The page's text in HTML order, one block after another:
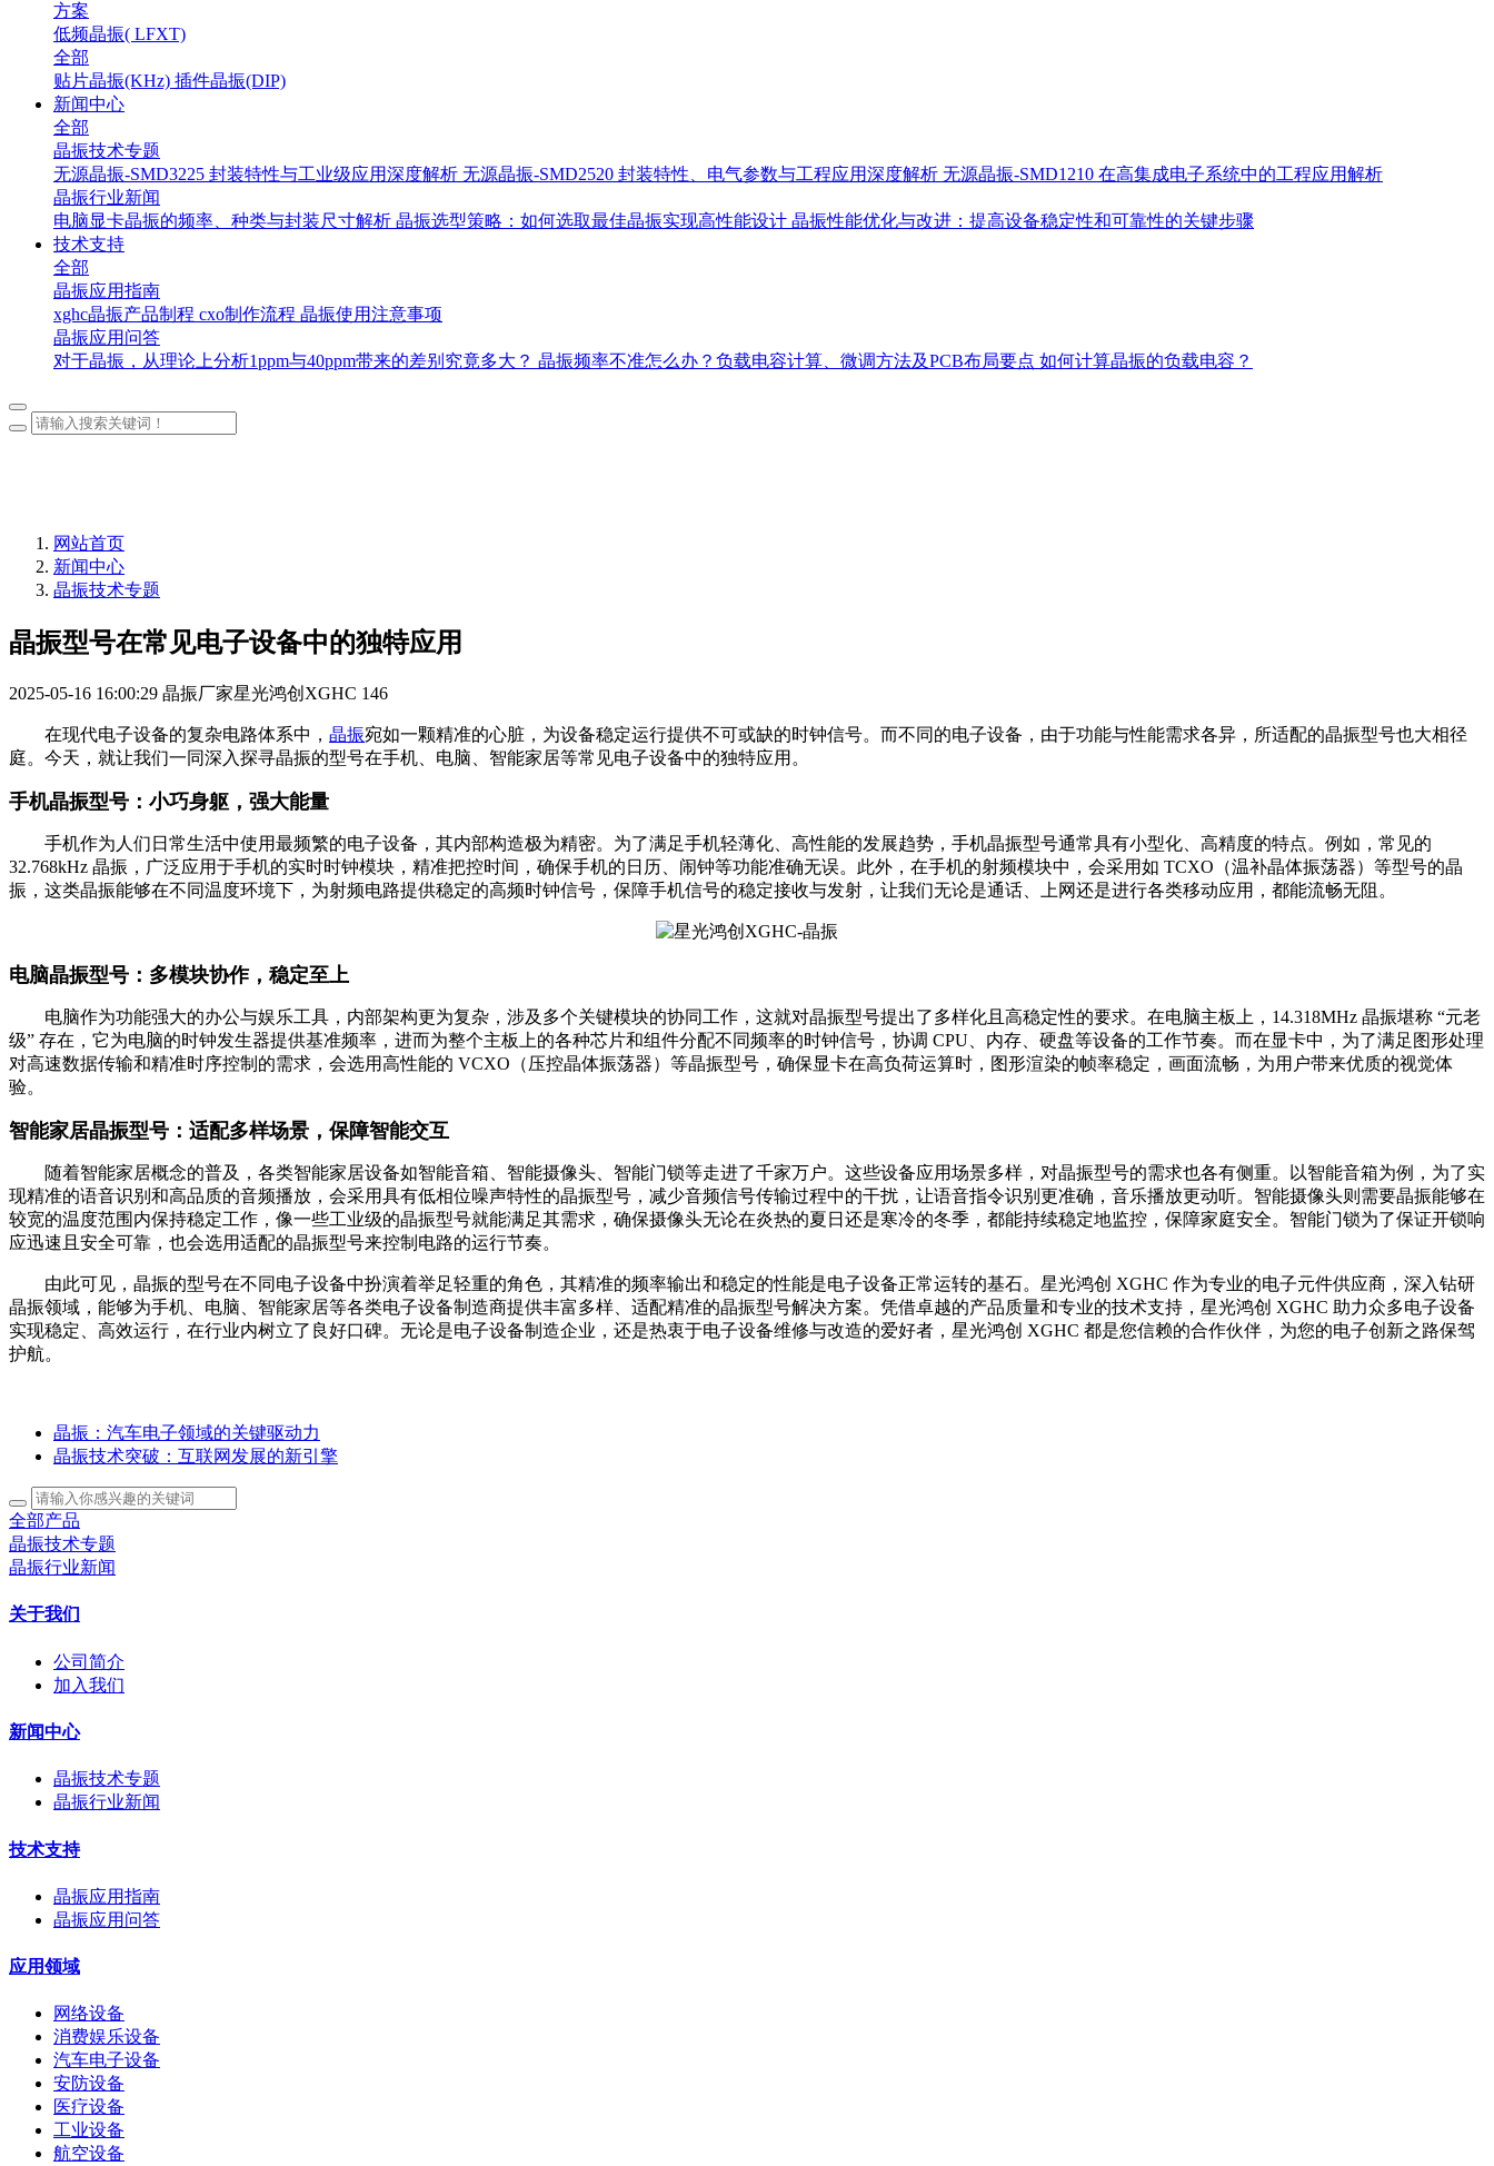
方案
低频晶振( LFXT)
全部
贴片晶振(KHz) 插件晶振(DIP)
新闻中心
全部
晶振技术专题
无源晶振-SMD3225 封装特性与工业级应用深度解析 无源晶振-SMD2520 封装特性、电气参数与工程应用深度解析 无源晶振-SMD1210 在高集成电子系统中的工程应用解析
晶振行业新闻
电脑显卡晶振的频率、种类与封装尺寸解析 晶振选型策略：如何选取最佳晶振实现高性能设计 晶振性能优化与改进：提高设备稳定性和可靠性的关键步骤
技术支持
全部
晶振应用指南
xghc晶振产品制程 cxo制作流程 晶振使用注意事项
晶振应用问答
对于晶振，从理论上分析1ppm与40ppm带来的差别究竟多大？ 晶振频率不准怎么办？负载电容计算、微调方法及PCB布局要点 如何计算晶振的负载电容？
网站首页
新闻中心
晶振技术专题
晶振型号在常见电子设备中的独特应用
2025-05-16 16:00:29 晶振厂家星光鸿创XGHC 146
在现代电子设备的复杂电路体系中， 晶振宛如一颗精准的心脏，为设备稳定运行提供不可或缺的时钟信号。而不同的电子设备，由于功能与性能需求各异，所适配的晶振型号也大相径
庭。今天，就让我们一同深入探寻晶振的型号在手机、电脑、智能家居等常见电子设备中的独特应用。
手机晶振型号：小巧身躯，强大能量
手机作为人们日常生活中使用最频繁的电子设备，其内部构造极为精密。为了满足手机轻薄化、高性能的发展趋势，手机晶振型号通常具有小型化、高精度的特点。例如，常见的
32.768kHz 晶振，广泛应用于手机的实时时钟模块，精准把控时间，确保手机的日历、闹钟等功能准确无误。此外，在手机的射频模块中，会采用如 TCXO（温补晶体振荡器）等型号的晶
振，这类晶振能够在不同温度环境下，为射频电路提供稳定的高频时钟信号，保障手机信号的稳定接收与发射，让我们无论是通话、上网还是进行各类移动应用，都能流畅无阻。
电脑晶振型号：多模块协作，稳定至上
电脑作为功能强大的办公与娱乐工具，内部架构更为复杂，涉及多个关键模块的协同工作，这就对晶振型号提出了多样化且高稳定性的要求。在电脑主板上，14.318MHz 晶振堪称 “元老
级” 存在，它为电脑的时钟发生器提供基准频率，进而为整个主板上的各种芯片和组件分配不同频率的时钟信号，协调 CPU、内存、硬盘等设备的工作节奏。而在显卡中，为了满足图形处理
对高速数据传输和精准时序控制的需求，会选用高性能的 VCXO（压控晶体振荡器）等晶振型号，确保显卡在高负荷运算时，图形渲染的帧率稳定，画面流畅，为用户带来优质的视觉体
验。
智能家居晶振型号：适配多样场景，保障智能交互
随着智能家居概念的普及，各类智能家居设备如智能音箱、智能摄像头、智能门锁等走进了千家万户。这些设备应用场景多样，对晶振型号的需求也各有侧重。以智能音箱为例，为了实
现精准的语音识别和高品质的音频播放，会采用具有低相位噪声特性的晶振型号，减少音频信号传输过程中的干扰，让语音指令识别更准确，音乐播放更动听。智能摄像头则需要晶振能够在
较宽的温度范围内保持稳定工作，像一些工业级的晶振型号就能满足其需求，确保摄像头无论在炎热的夏日还是寒冷的冬季，都能持续稳定地监控，保障家庭安全。智能门锁为了保证开锁响
应迅速且安全可靠，也会选用适配的晶振型号来控制电路的运行节奏。
由此可见，晶振的型号在不同电子设备中扮演着举足轻重的角色，其精准的频率输出和稳定的性能是电子设备正常运转的基石。星光鸿创 XGHC 作为专业的电子元件供应商，深入钻研
晶振领域，能够为手机、电脑、智能家居等各类电子设备制造商提供丰富多样、适配精准的晶振型号解决方案。凭借卓越的产品质量和专业的技术支持，星光鸿创 XGHC 助力众多电子设备
实现稳定、高效运行，在行业内树立了良好口碑。无论是电子设备制造企业，还是热衷于电子设备维修与改造的爱好者，星光鸿创 XGHC 都是您信赖的合作伙伴，为您的电子创新之路保驾
护航。
晶振：汽车电子领域的关键驱动力
晶振技术突破：互联网发展的新引擎
全部产品
晶振技术专题
晶振行业新闻
关于我们
公司简介
加入我们
新闻中心
晶振技术专题
晶振行业新闻
技术支持
晶振应用指南
晶振应用问答
应用领域
网络设备
消费娱乐设备
汽车电子设备
安防设备
医疗设备
工业设备
航空设备